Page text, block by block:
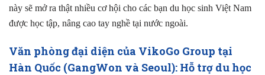
này sẽ mở ra thật nhiều cơ hội cho các bạn du học sinh Việt Nam
được học tập, nâng cao tay nghề tại nước ngoài.
Văn phòng đại diện của VikoGo Group tại
Hàn Quốc (GangWon và Seoul): Hỗ trợ du học